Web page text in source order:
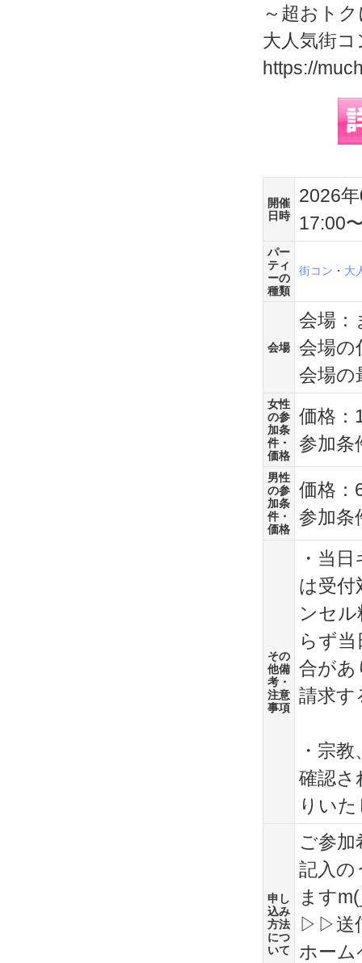
～超おト
大人気街
https://
開催
日時
2026
17:00
パー
ティ
ーの
種類
街コン ・ 大
会場
会場：
会場の
会場の
女性
の参
加条
件・
価格
価格：
参加条
男性
の参
加条
件・
価格
価格：
参加条
その
他備
考・
注意
事項
・当
は受付
ンセ
らず
合があ
請求す
・宗
確認さ
りい
申し
込み
方法
につ
いて
ご参加
記入の
ます
▷▷送
ホー